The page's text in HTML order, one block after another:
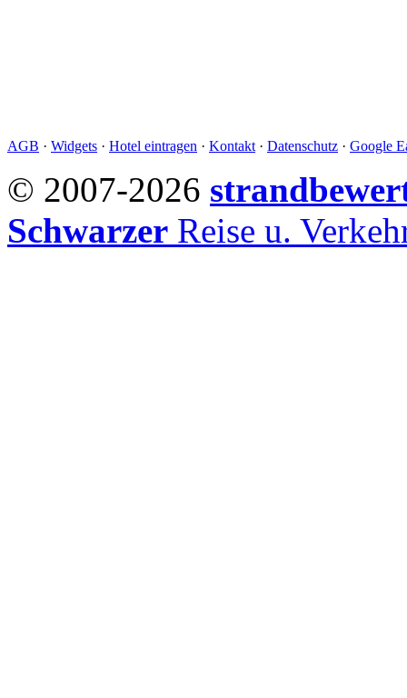
AGB · Widgets · Hotel eintragen · Kontakt · Datenschutz · Google
© 2007-2026
Schwarzer Reise u.